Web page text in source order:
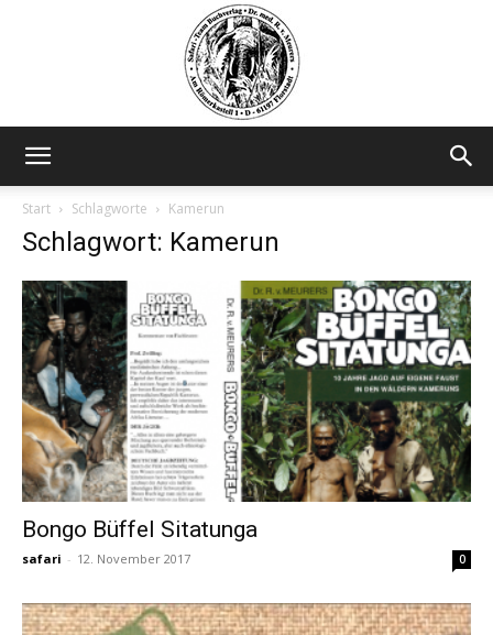
Start
Schlagworte Kamerun
Schlagwort: Kamerun
Bongo Büffel Sitatunga
safari - 12. November 2017 0